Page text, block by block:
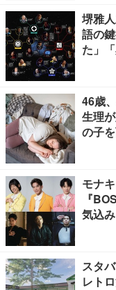
堺雅
語の
た」
46歳
生理
の子
モナ
『
気込
スタ
レト